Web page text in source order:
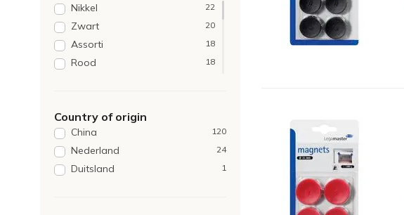
Nikkel 22
Zwart 20
Assorti 18
Rood 18
Groen
Geel 10
Grijs
Oranje
Country of origin
China 120
Nederland 24
Duitsland 1